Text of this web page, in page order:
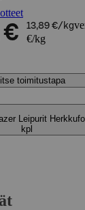
€ 13,89 €/kg
€/kg
toimitustapa
Leipurit
kpl